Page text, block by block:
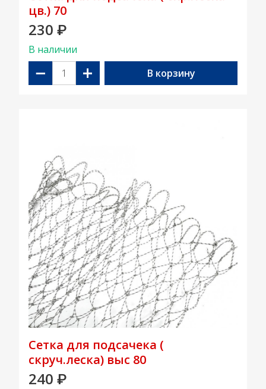
цв.) 70
230 ₽
В наличии
− + В корзину
Сетка для подсачека (
скруч.леска) выс 80
240 ₽